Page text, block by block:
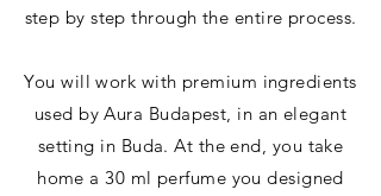
step by step through the entire process.
You will work with premium ingredients
used by Aura Budapest, in an elegant
setting in Buda. At the end, you take
home a 30 ml perfume you designed